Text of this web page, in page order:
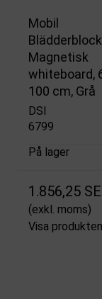
Mobil
Magnetisk
whiteboard,
100 cm, Grå
DSI
6799
På lager
1.856,25
(exkl. moms)
Visa produkten